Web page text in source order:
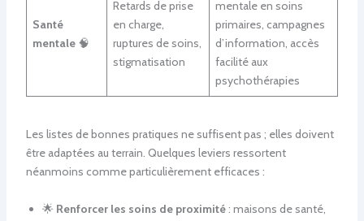
Santé
mentale🧠
Retards de prise
en charge,
ruptures de soins,
stigmatisation
mentale en soins
primaires, campagnes
d’information, accès
facilité aux
psychothérapies
Les listes de bonnes pratiques ne suffisent pas ; elles doivent
être adaptées au terrain. Quelques leviers ressortent
néanmoins comme particulièrement efficaces :
🌟 Renforcer les soins de proximité: maisons de santé,